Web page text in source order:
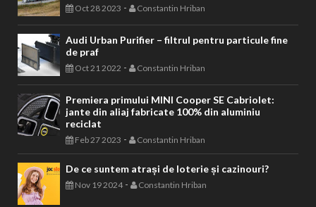
Oct 28 2023 - Constantin Hriban
Audi Urban Purifier – filtrul pentru particule fine
de praf
Oct 21 2022 - Constantin Hriban
Premiera primului MINI Cooper SE Cabriolet:
jante din aliaj fabricate 100% din aluminiu
reciclat
Feb 27 2023 - Constantin Hriban
De ce suntem atrași de loterie și cazinouri?
Nov 19 2024- Constantin Hriban